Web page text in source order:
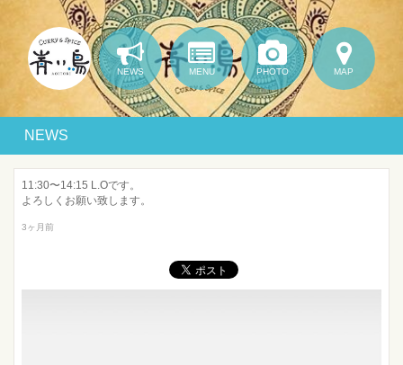
NEWS MENU PHOTO MAP
NEWS
11:30〜14:15 L.Oです。
よろしくお願い致します。
3ヶ月前